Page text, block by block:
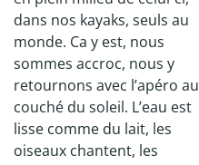
dans nos kayaks, seuls au
monde. Ca y est, nous
sommes accroc, nous y
retournons avec l’apéro au
couché du soleil. L’eau est
lisse comme du lait, les
oiseaux chantent, les